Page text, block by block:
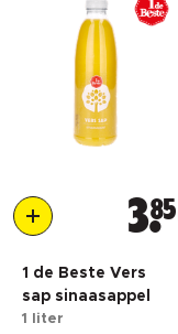
385
1 de Beste Vers
sap sinaasappel
1 liter